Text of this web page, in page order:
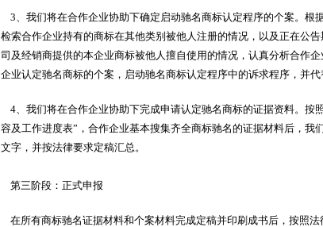
3、我们将在合作企业协助下确定启动驰名商标认定程序的个案。根
检索合作企业持有的商标在其他类别被他人注册的情况，以及正在公
司及经销商提供的本企业商标被他人擅自使用的情况，认真分析合作
企业认定驰名商标的个案，启动驰名商标认定程序中的诉求程序，并
4、我们将在合作企业协助下完成申请认定驰名商标的证据资料。按
容及工作进度表”，合作企业基本搜集齐全商标驰名的证据材料后，
文字，并按法律要求定稿汇总。
第三阶段：正式申报
在所有商标驰名证据材料和个案材料完成定稿并印刷成书后，按照